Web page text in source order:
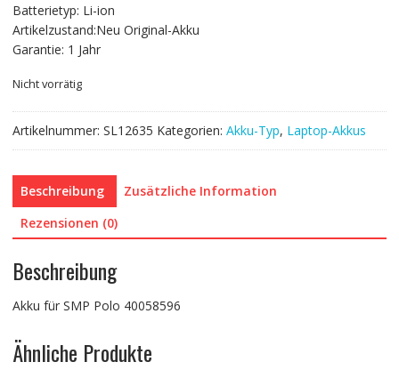
Batterietyp: Li-ion
Artikelzustand:Neu Original-Akku
Garantie: 1 Jahr
Nicht vorrätig
Artikelnummer: SL12635 Kategorien: Akku-Typ, Laptop-Akkus
Beschreibung
Zusätzliche Information
Rezensionen (0)
Beschreibung
Akku für SMP Polo 40058596
Ähnliche Produkte